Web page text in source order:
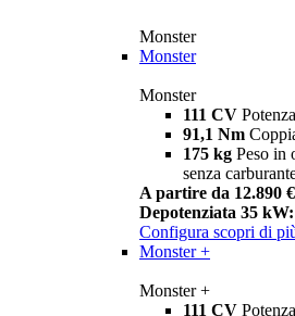
Monster
Monster
Monster
111 CV Potenza
91,1 Nm
175 kg Peso in
senza
A partire da 12.890 €
Depotenziata 35 kW:
Configura scopri di
Monster +
Monster +
111 CV Potenza